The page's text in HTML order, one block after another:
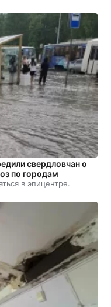
свердловчан о
по городам
в эпицентре.